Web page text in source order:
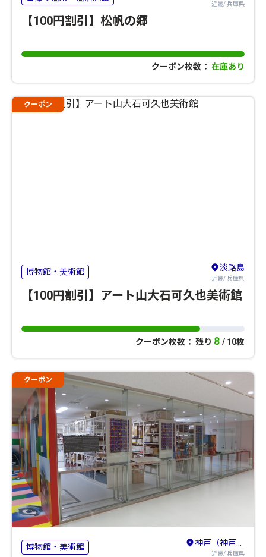
近畿/ 兵庫県
【100円割引】松帆の郷
クーポン枚数： 在庫あり
クーポン
博物館・美術館 淡路島
近畿/ 兵庫県
【100円割引】アート山大石可久也美術館
クーポン枚数： 残り 8 / 10枚
クーポン
博物館・美術館 神戸（神戸・有馬温泉・六甲山）
近畿/ 兵庫県